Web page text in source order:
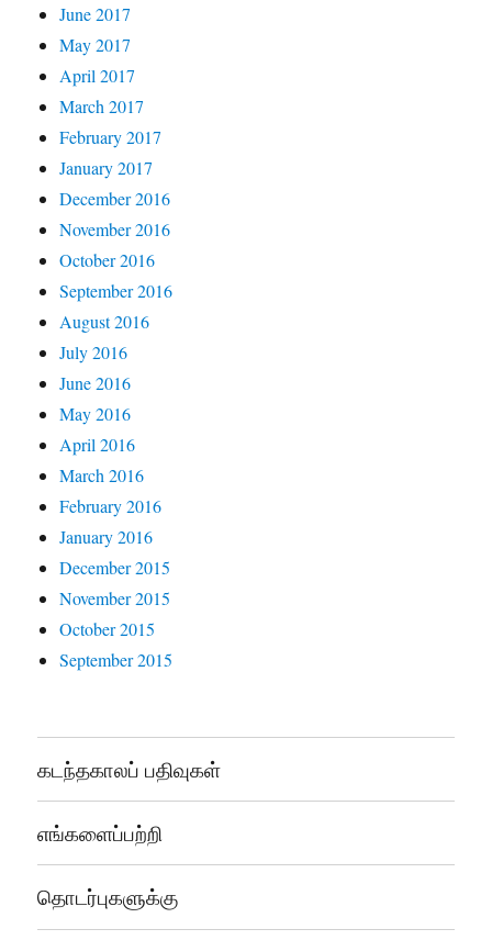
June 2017
May 2017
April 2017
March 2017
February 2017
January 2017
December 2016
November 2016
October 2016
September 2016
August 2016
July 2016
June 2016
May 2016
April 2016
March 2016
February 2016
January 2016
December 2015
November 2015
October 2015
September 2015
கடந்தகாலப் பதிவுகள்
எங்களைப்பற்றி
தொடர்புகளுக்கு